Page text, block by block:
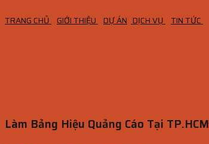
TRANG CHỦ GIỚI THIỆU DỰ ÁN DỊCH VỤ TIN TỨC
Làm Bảng Hiệu Quảng Cáo Tại TP.HCM